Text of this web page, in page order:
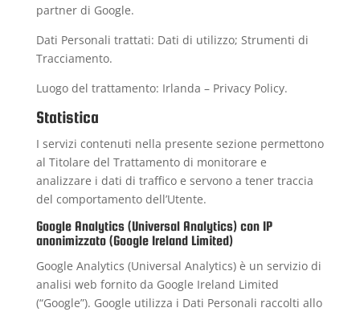
partner di Google.
Dati Personali trattati: Dati di utilizzo; Strumenti di
Tracciamento.
Luogo del trattamento: Irlanda – Privacy Policy.
Statistica
I servizi contenuti nella presente sezione permettono
al Titolare del Trattamento di monitorare e
analizzare i dati di traffico e servono a tener traccia
del comportamento dell’Utente.
Google Analytics (Universal Analytics) con IP
anonimizzato (Google Ireland Limited)
Google Analytics (Universal Analytics) è un servizio di
analisi web fornito da Google Ireland Limited
(“Google”). Google utilizza i Dati Personali raccolti allo